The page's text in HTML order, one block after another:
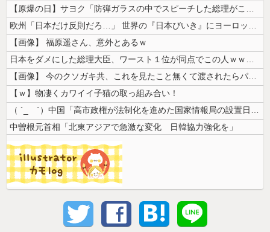
【原爆の日】サヨク「防弾ガラスの中でスピーチした総理がこれまでいたんだ...
欧州「日本だけ反則だろ…」 世界の『日本びいき』にヨーロッパ全土から不...
【画像】 福原遥さん、意外とあるｗ
日本をダメにした総理大臣、ワースト１位が同点でこの人ｗｗｗｗｗｗ
【画像】 今のクソガキ共、これを見たこと無くて渡されたらパニクるらしい...
【ｗ】物凄くカワイイ子猫の取っ組み合い！
（ ´_ゝ`）中国「高市政権が法制化を進めた国家情報局の設置日が7月3...
中曽根元首相「北東アジアで急激な変化 日韓協力強化を」